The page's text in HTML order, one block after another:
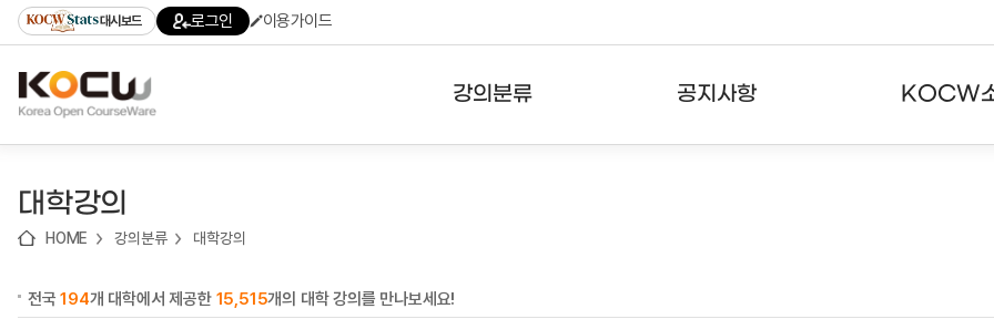
기
기
기
content)
가
대시보드 로그인 이용가이드
강의분류 공지사항 KOCW
대학강의
HOME 강의분류 대학강의
전국194개 대학에서 제공한 15,515개의 대학 강의를 만나보세요!